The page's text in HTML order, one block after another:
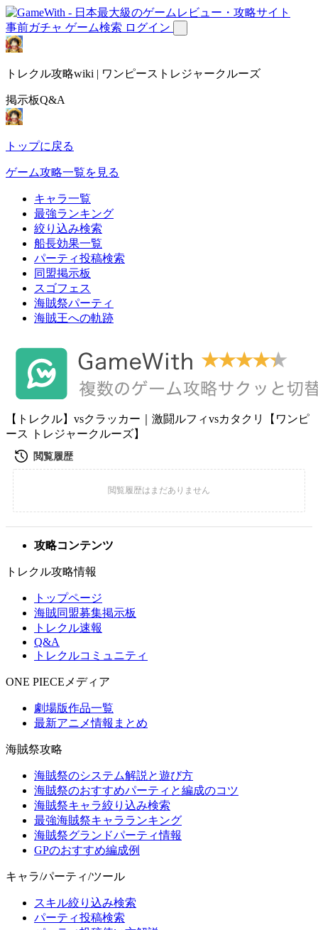
事前ガチャ ゲーム検索 ログイン
トレクル攻略wiki | ワンピーストレジャークルーズ
掲示板Q&A
トップに戻る
ゲーム攻略一覧を見る
キャラ一覧
最強ランキング
絞り込み検索
船長効果一覧
パーティ投稿検索
同盟掲示板
スゴフェス
海賊祭パーティ
海賊王への軌跡
【トレクル】vsクラッカー｜激闘ルフィvsカタクリ【ワンピ
ース トレジャークルーズ】
攻略コンテンツ
トレクル攻略情報
トップページ
海賊同盟募集掲示板
トレクル速報
Q&A
トレクルコミュニティ
ONE PIECEメディア
劇場版作品一覧
最新アニメ情報まとめ
海賊祭攻略
海賊祭のシステム解説と遊び方
海賊祭のおすすめパーティと編成のコツ
海賊祭キャラ絞り込み検索
最強海賊祭キャラランキング
海賊祭グランドパーティ情報
GPのおすすめ編成例
キャラ/パーティ/ツール
スキル絞り込み検索
パーティ投稿検索